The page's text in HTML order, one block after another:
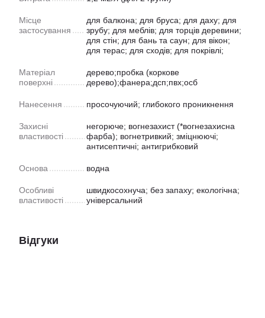
Місце
застосування
для балкона; для бруса; для даху; для
зрубу; для меблів; для торців деревини;
для стін; для бань та саун; для вікон;
для терас; для сходів; для покрівлі;
Матеріал
поверхні
дерево;пробка (коркове
дерево);фанера;дсп;пвх;осб
Нанесення просочуючий; глибокого проникнення
Захисні
властивості
негорюче; вогнезахист (*вогнезахисна
фарба); вогнетривкий; зміцнюючі;
антисептичні; антигрибковий
Основа водна
Особливі
властивості
швидкосохнуча; без запаху; екологічна;
універсальний
Відгуки